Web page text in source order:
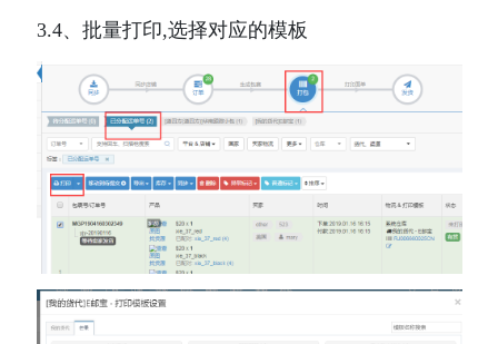
3.4、批量打印,选择对应的模板